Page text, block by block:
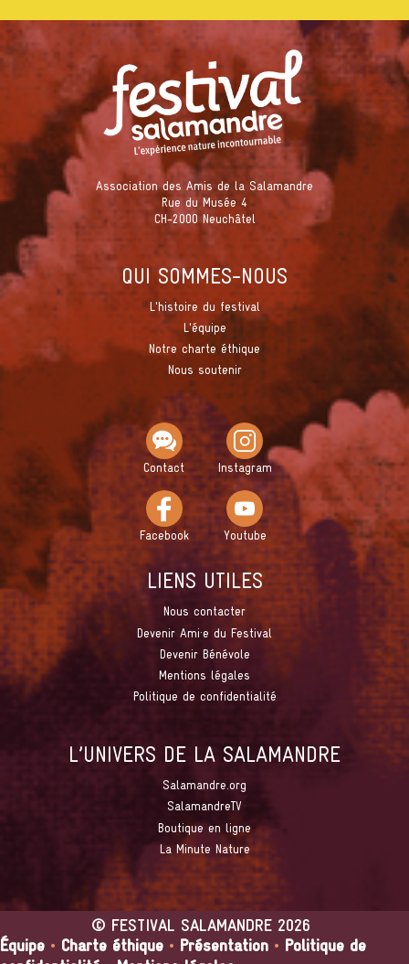
Association des Amis de la Salamandre
Rue du Musée 4
CH-2000 Neuchâtel
QUI SOMMES-NOUS
L'histoire du festival
L'équipe
Notre charte éthique
Nous soutenir
Contact Instagram
Facebook Youtube
LIENS UTILES
Nous contacter
Devenir Ami·e du Festival
Devenir Bénévole
Mentions légales
Politique de confidentialité
L’UNIVERS DE LA SALAMANDRE
Salamandre.org
SalamandreTV
Boutique en ligne
La Minute Nature
© FESTIVAL SALAMANDRE 2026
Équipe • Charte éthique • Présentation • Politique de